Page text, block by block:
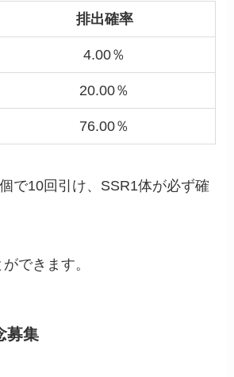
排出確率
4.00％
20.00％
76.00％
で10回引け、SSR1体が必ず確
できます。
募集